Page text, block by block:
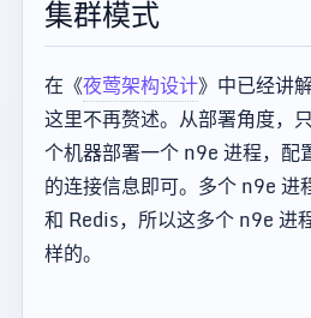
集群模式
在《夜莺架构设计》中已经讲
这里不再赘述。从部署角度，
个机器部署一个 n9e 进程，配
的连接信息即可。多个 n9e 进
和 Redis，所以这多个 n9e 进
样的。